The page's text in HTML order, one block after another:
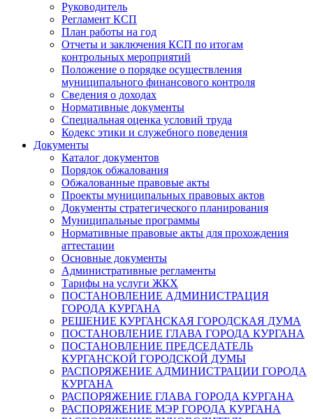
Руководитель
Регламент КСП
План работы на год
Отчеты и заключения КСП по итогам
контрольных мероприятий
Положение о порядке осуществления
муниципального финансового контроля
Сведения о доходах
Нормативные документы
Специальная оценка условий труда
Кодекс этики и служебного поведения
Документы
Каталог документов
Порядок обжалования
Обжалованные правовые акты
Проекты муниципальных правовых актов
Документы стратегического планирования
Муниципальные программы
Нормативные правовые акты для прохождения
аттестации
Основные документы
Административные регламенты
Тарифы на услуги ЖКХ
ПОСТАНОВЛЕНИЕ АДМИНИСТРАЦИЯ
ГОРОДА КУРГАНА
РЕШЕНИЕ КУРГАНСКАЯ ГОРОДСКАЯ ДУМА
ПОСТАНОВЛЕНИЕ ГЛАВА ГОРОДА КУРГАНА
ПОСТАНОВЛЕНИЕ ПРЕДСЕДАТЕЛЬ
КУРГАНСКОЙ ГОРОДСКОЙ ДУМЫ
РАСПОРЯЖЕНИЕ АДМИНИСТРАЦИИ ГОРОДА
КУРГАНА
РАСПОРЯЖЕНИЕ ГЛАВА ГОРОДА КУРГАНА
РАСПОРЯЖЕНИЕ МЭР ГОРОДА КУРГАНА